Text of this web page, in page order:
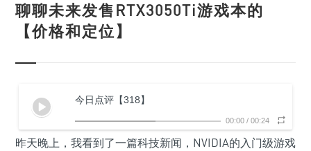
聊聊未来发售RTX3050Ti游戏本的
【价格和定位】
今日点评【318】
00:00 / 00:24
昨天晚上，我看到了一篇科技新闻，NVIDIA的入门级游戏